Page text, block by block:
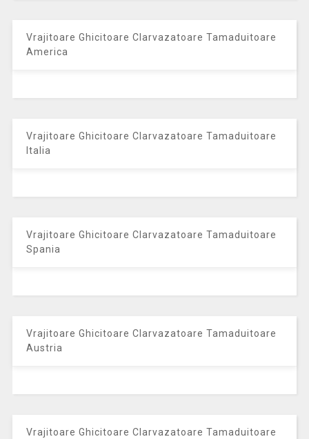
Vrajitoare Ghicitoare Clarvazatoare Tamaduitoare
America
Vrajitoare Ghicitoare Clarvazatoare Tamaduitoare
Italia
Vrajitoare Ghicitoare Clarvazatoare Tamaduitoare
Spania
Vrajitoare Ghicitoare Clarvazatoare Tamaduitoare
Austria
Vrajitoare Ghicitoare Clarvazatoare Tamaduitoare